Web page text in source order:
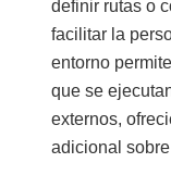
definir rutas o
facilitar la
entorno
que se
externos,
adicional